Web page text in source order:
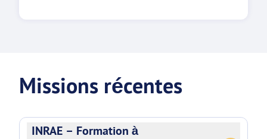
Missions récentes
INRAE – Formation à